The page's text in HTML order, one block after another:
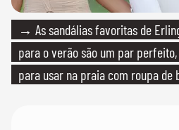
→ As sandálias favoritas de
para o verão são um par
para usar na praia com roupa de